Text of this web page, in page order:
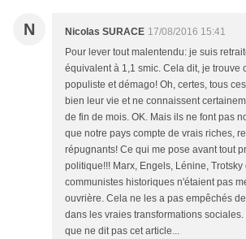
N Nicolas SURACE 17/08/2016 15:41
Pour lever tout malentendu: je suis
équivalent à 1,1 smic. Cela dit, je trouve
populiste et démago! Oh, certes, tous
bien leur vie et ne connaissent
de fin de mois. OK. Mais ils ne font pas
que notre pays compte de vrais riches,
répugnants! Ce qui me pose avant tout
politique!!! Marx, Engels, Lénine,
communistes historiques n'étaient pas
ouvrière. Cela ne les a pas empêchés
dans les vraies transformations
que ne dit pas cet article...